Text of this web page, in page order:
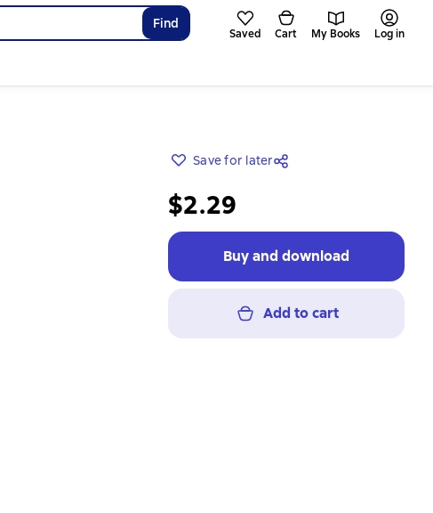
Find
Saved Cart My Books Log in
Save for later
$2.29
Buy and download
Add to cart